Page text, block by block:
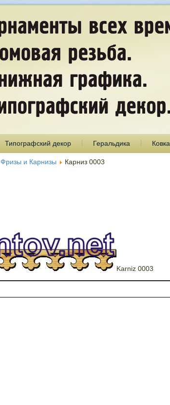
Типографский декор Геральдика Ковка
Фризы и Карнизы Карниз 0003
Karniz 0003